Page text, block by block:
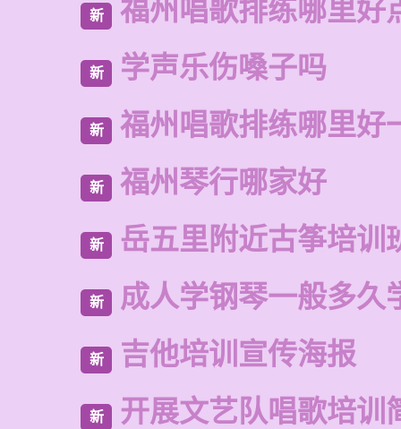
新 福州唱歌排练哪里好
新 学声乐伤嗓子吗
新 福州唱歌排练哪里好
新 福州琴行哪家好
新 岳五里附近古筝培训
新 成人学钢琴一般多久
新 吉他培训宣传海报
新 开展文艺队唱歌培训